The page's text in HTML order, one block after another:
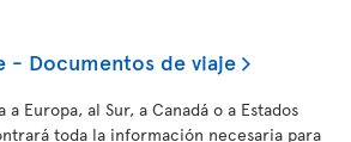
- Documentos de viaje
a Europa, al Sur, a Canadá o a Estados
toda la información necesaria para